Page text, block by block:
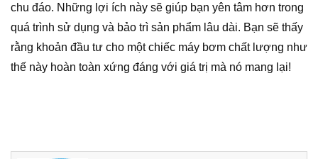
chu đáo. Những lợi ích này sẽ giúp bạn yên tâm hơn trong
quá trình sử dụng và bảo trì sản phẩm lâu dài. Bạn sẽ thấy
rằng khoản đầu tư cho một chiếc máy bơm chất lượng như
thế này hoàn toàn xứng đáng với giá trị mà nó mang lại!